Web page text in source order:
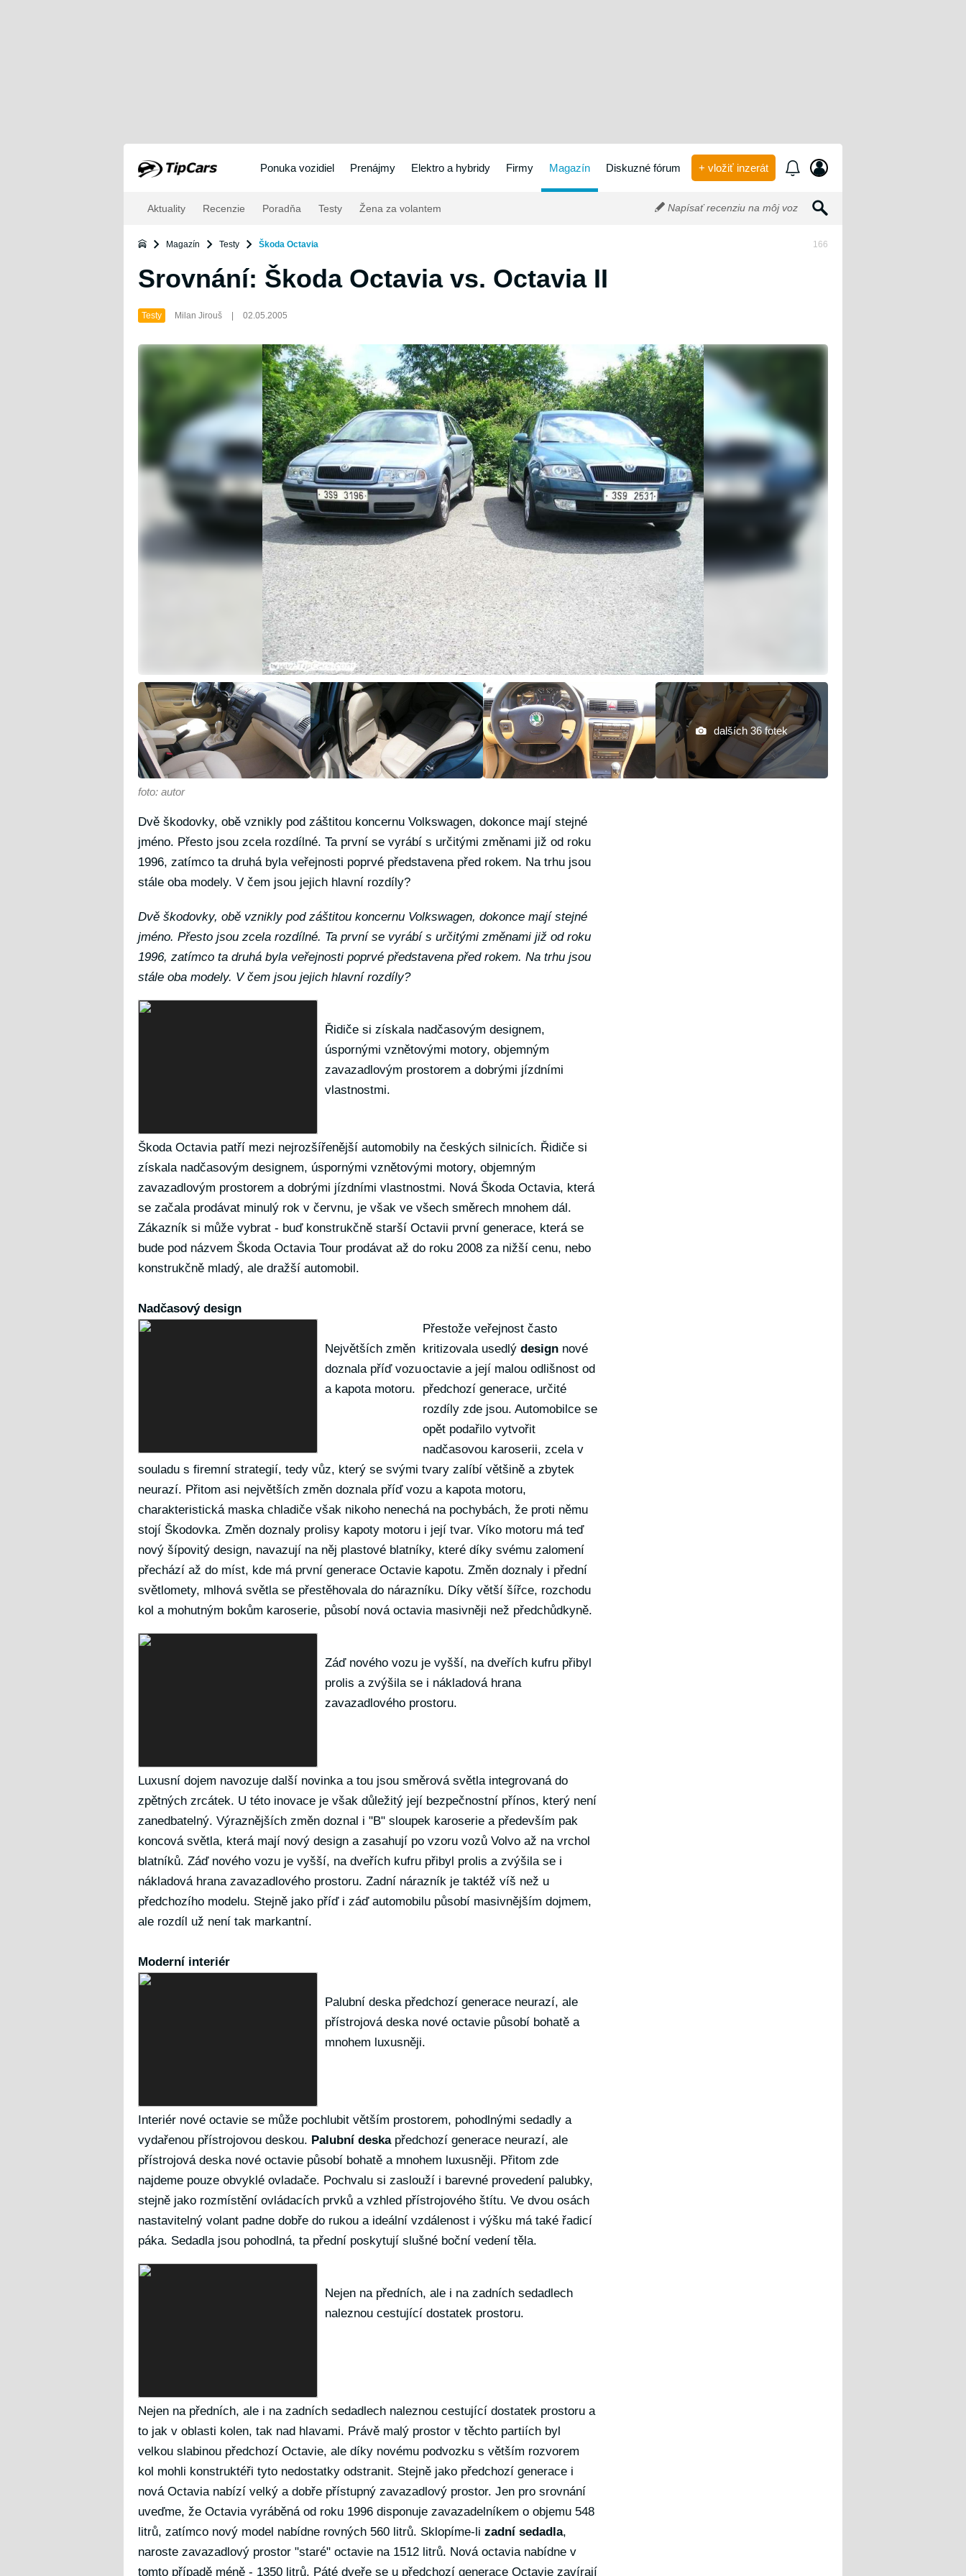
Ponuka vozidiel Prenájmy Elektro a hybridy Firmy Magazín Diskuzné fórum + vložiť inzerát
Aktuality Recenzie Poradňa Testy Žena za volantem Napísať recenziu na môj voz
Magazín Testy Škoda Octavia 166
Srovnání: Škoda Octavia vs. Octavia II
Testy Milan Jirouš 02.05.2005
dalších 36 fotek
foto: autor
Dvě škodovky, obě vznikly pod záštitou koncernu Volkswagen, dokonce mají stejné
jméno. Přesto jsou zcela rozdílné. Ta první se vyrábí s určitými změnami již od roku
1996, zatímco ta druhá byla veřejnosti poprvé představena před rokem. Na trhu jsou
stále oba modely. V čem jsou jejich hlavní rozdíly?
Dvě škodovky, obě vznikly pod záštitou koncernu Volkswagen, dokonce mají stejné
jméno. Přesto jsou zcela rozdílné. Ta první se vyrábí s určitými změnami již od roku
1996, zatímco ta druhá byla veřejnosti poprvé představena před rokem. Na trhu jsou
stále oba modely. V čem jsou jejich hlavní rozdíly?
Řidiče si získala nadčasovým designem,
úspornými vznětovými motory, objemným
zavazadlovým prostorem a dobrými jízdními
vlastnostmi.
Škoda Octavia patří mezi nejrozšířenější automobily na českých silnicích. Řidiče si
získala nadčasovým designem, úspornými vznětovými motory, objemným
zavazadlovým prostorem a dobrými jízdními vlastnostmi. Nová Škoda Octavia, která
se začala prodávat minulý rok v červnu, je však ve všech směrech mnohem dál.
Zákazník si může vybrat - buď konstrukčně starší Octavii první generace, která se
bude pod názvem Škoda Octavia Tour prodávat až do roku 2008 za nižší cenu, nebo
konstrukčně mladý, ale dražší automobil.
Nadčasový design
Největších změn
doznala příď vozu
a kapota motoru.
Přestože veřejnost často
kritizovala usedlý design nové
octavie a její malou odlišnost od
předchozí generace, určité
rozdíly zde jsou. Automobilce se
opět podařilo vytvořit
nadčasovou karoserii, zcela v
souladu s firemní strategií, tedy vůz, který se svými tvary zalíbí většině a zbytek
neurazí. Přitom asi největších změn doznala příď vozu a kapota motoru,
charakteristická maska chladiče však nikoho nenechá na pochybách, že proti němu
stojí Škodovka. Změn doznaly prolisy kapoty motoru i její tvar. Víko motoru má teď
nový šípovitý design, navazují na něj plastové blatníky, které díky svému zalomení
přechází až do míst, kde má první generace Octavie kapotu. Změn doznaly i přední
světlomety, mlhová světla se přestěhovala do nárazníku. Díky větší šířce, rozchodu
kol a mohutným bokům karoserie, působí nová octavia masivněji než předchůdkyně.
Záď nového vozu je vyšší, na dveřích kufru přibyl
prolis a zvýšila se i nákladová hrana
zavazadlového prostoru.
Luxusní dojem navozuje další novinka a tou jsou směrová světla integrovaná do
zpětných zrcátek. U této inovace je však důležitý její bezpečnostní přínos, který není
zanedbatelný. Výraznějších změn doznal i "B" sloupek karoserie a především pak
koncová světla, která mají nový design a zasahují po vzoru vozů Volvo až na vrchol
blatníků. Záď nového vozu je vyšší, na dveřích kufru přibyl prolis a zvýšila se i
nákladová hrana zavazadlového prostoru. Zadní nárazník je taktéž víš než u
předchozího modelu. Stejně jako příď i záď automobilu působí masivnějším dojmem,
ale rozdíl už není tak markantní.
Moderní interiér
Palubní deska předchozí generace neurazí, ale
přístrojová deska nové octavie působí bohatě a
mnohem luxusněji.
Interiér nové octavie se může pochlubit větším prostorem, pohodlnými sedadly a
vydařenou přístrojovou deskou. Palubní deskapředchozí generace neurazí, ale
přístrojová deska nové octavie působí bohatě a mnohem luxusněji. Přitom zde
najdeme pouze obvyklé ovladače. Pochvalu si zaslouží i barevné provedení palubky,
stejně jako rozmístění ovládacích prvků a vzhled přístrojového štítu. Ve dvou osách
nastavitelný volant padne dobře do rukou a ideální vzdálenost i výšku má také řadicí
páka. Sedadla jsou pohodlná, ta přední poskytují slušné boční vedení těla.
Nejen na předních, ale i na zadních sedadlech
naleznou cestující dostatek prostoru.
Nejen na předních, ale i na zadních sedadlech naleznou cestující dostatek prostoru a
to jak v oblasti kolen, tak nad hlavami. Právě malý prostor v těchto partiích byl
velkou slabinou předchozí Octavie, ale díky novému podvozku s větším rozvorem
kol mohli konstruktéři tyto nedostatky odstranit. Stejně jako předchozí generace i
nová Octavia nabízí velký a dobře přístupný zavazadlový prostor. Jen pro srovnání
uveďme, že Octavia vyráběná od roku 1996 disponuje zavazadelníkem o objemu 548
litrů, zatímco nový model nabídne rovných 560 litrů. Sklopíme-li zadní sedadla,
naroste zavazadlový prostor "staré" octavie na 1512 litrů. Nová octavia nabídne v
tomto případě méně - 1350 litrů. Páté dveře se u předchozí generace Octavie zavírají